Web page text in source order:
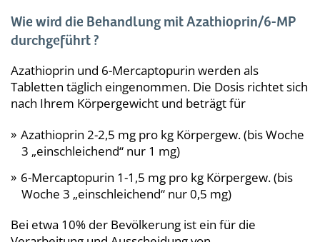
Wie wird die Behandlung mit Azathioprin/6-MP
durchgeführt ?
Azathioprin und 6-Mercaptopurin werden als
Tabletten täglich eingenommen. Die Dosis richtet sich
nach Ihrem Körpergewicht und beträgt für
Azathioprin 2-2,5 mg pro kg Körpergew. (bis Woche
3 „einschleichend“ nur 1 mg)
6-Mercaptopurin 1-1,5 mg pro kg Körpergew. (bis
Woche 3 „einschleichend“ nur 0,5 mg)
Bei etwa 10% der Bevölkerung ist ein für die